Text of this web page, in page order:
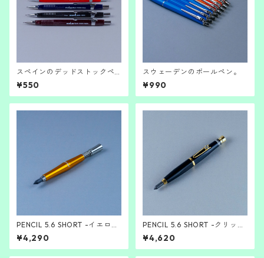
スペインのデッドストックペ
ンシル(0.5mm)
¥550
スウェーデンのボールペン。
¥990
PENCIL 5.6 SHORT -イエロ
ー-
¥4,290
PENCIL 5.6 SHORT -クリップ
付き-ブラック
¥4,620